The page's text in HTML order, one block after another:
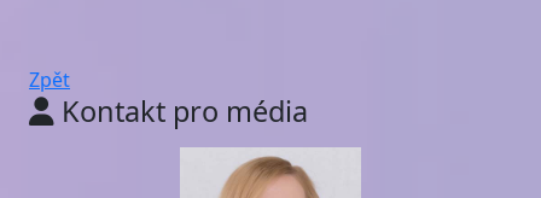
Zpět
Kontakt pro média